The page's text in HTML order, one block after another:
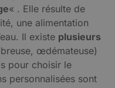
« . Elle résulte de
une alimentation
Il existe plusieurs
œdémateuse)
pour choisir le
personnalisées sont